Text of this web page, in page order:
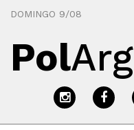
DOMINGO 9/08
PolArg